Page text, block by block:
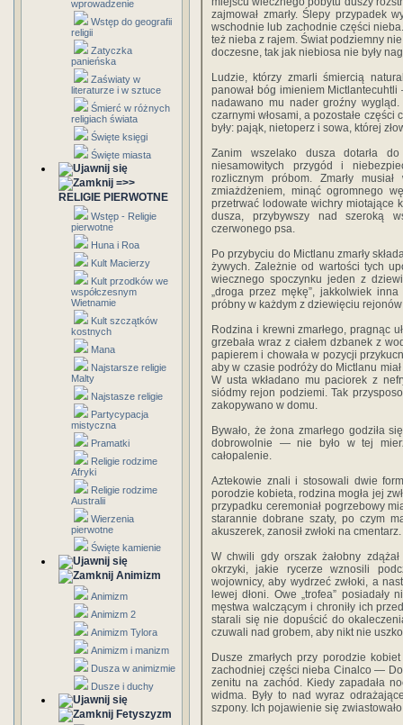
wprowadzenie
Wstęp do geografii
religii
Zatyczka
panieńska
Zaświaty w
literaturze i w sztuce
Śmierć w różnych
religiach świata
Święte księgi
Święte miasta
=>>
RELIGIE PIERWOTNE
Wstęp - Religie
pierwotne
Huna i Roa
Kult Macierzy
Kult przodków we
współczesnym
Wietnamie
Kult szczątków
kostnych
Mana
Najstarsze religie
Malty
Najstasze religie
Partycypacja
mistyczna
Pramatki
Religie rodzime
Afryki
Religie rodzime
Australii
Wierzenia
pierwotne
Święte kamienie
Animizm
Animizm
Animizm 2
Animizm Tylora
Animizm i manizm
Dusza w animizmie
Dusze i duchy
Fetyszyzm
zajmował zmarły. Ślepy przypadek
wschodnie lub zachodnie części
też nieba z rajem. Świat podziemny
doczesne, tak jak niebiosa nie były
Ludzie, którzy zmarli śmiercią
panował bóg imieniem
nadawano mu nader groźny
czarnymi włosami, a pozostałe części
były: pająk, nietoperz i sowa, której
Zanim wszelako dusza dotarła
niesamowitych przygód i
rozlicznym próbom. Zmarły
zmiażdżeniem, minąć ogromnego
przetrwać lodowate wichry miotające
dusza, przybywszy nad szeroką
czerwonego psa.
Po przybyciu do Mictlanu zmarły
żywych. Zależnie od wartości tych
wiecznego spoczynku jeden z
„droga przez mękę”, jakkolwiek
próbny w każdym z dziewięciu
Rodzina i krewni zmarłego, pragnąc
grzebała wraz z ciałem dzbanek z
papierem i chowała w pozycji
aby w czasie podróży do Mictlanu
W usta wkładano mu paciorek z
siódmy rejon podziemi. Tak
zakopywano w domu.
Bywało, że żona zmarłego godziła
dobrowolnie — nie było w tej
całopalenie.
Aztekowie znali i stosowali dwie
porodzie kobieta, rodzina mogła jej
przypadku ceremoniał pogrzebowy
starannie dobrane szaty, po czym
akuszerek, zanosił zwłoki na cmentarz.
W chwili gdy orszak żałobny
okrzyki, jakie rycerze wznosili
wojownicy, aby wydrzeć zwłoki, a
lewej dłoni. Owe „trofea” posiadały
męstwa walczącym i chroniły ich
starali się nie dopuścić do
czuwali nad grobem, aby nikt nie
Dusze zmarłych przy porodzie
zachodniej części nieba Cinalco —
zenitu na zachód. Kiedy zapadała
widma. Były to nad wyraz
szpony. Ich pojawienie się